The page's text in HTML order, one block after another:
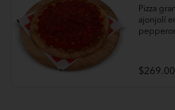
Pizza
ajonjolí
$269.00